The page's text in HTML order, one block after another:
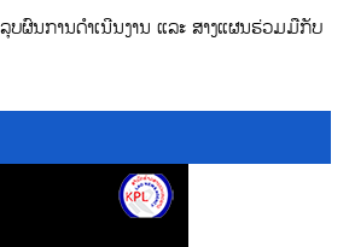
ບຜົນການດຳເນີນງານ ແລະ ສາງແຜນຮ່ວມມືກັບ